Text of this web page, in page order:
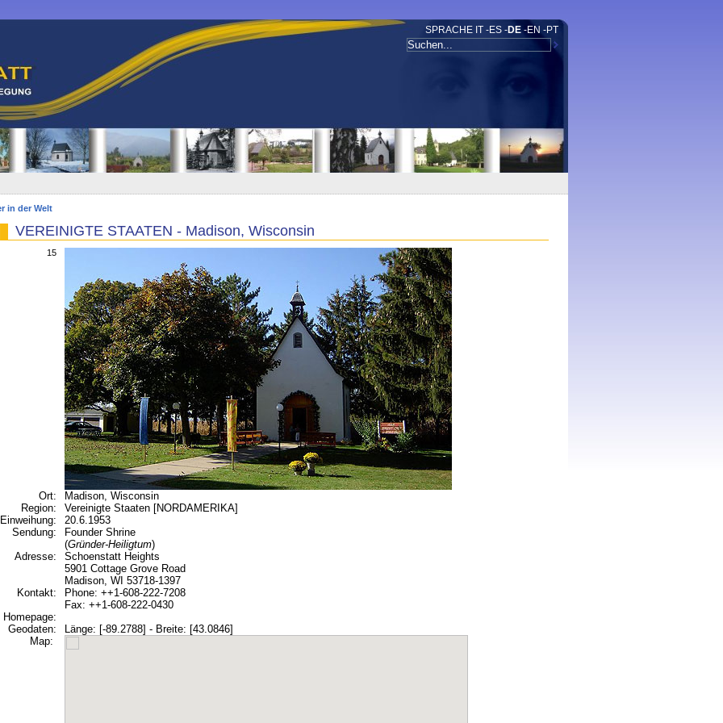
SPRACHE IT -ES -DE -EN -PT
in der Welt
VEREINIGTE STAATEN - Madison, Wisconsin
15
Ort:
Madison, Wisconsin
Region:
Vereinigte Staaten [NORDAMERIKA]
Einweihung:
20.6.1953
Sendung:
Founder Shrine
(Gründer-Heiligtum)
Adresse:
Schoenstatt Heights
5901 Cottage Grove Road
Madison, WI 53718-1397
Kontakt:
Phone: ++1-608-222-7208
Fax: ++1-608-222-0430
Homepage:
Geodaten:
Länge: [-89.2788] - Breite: [43.0846]
Map: